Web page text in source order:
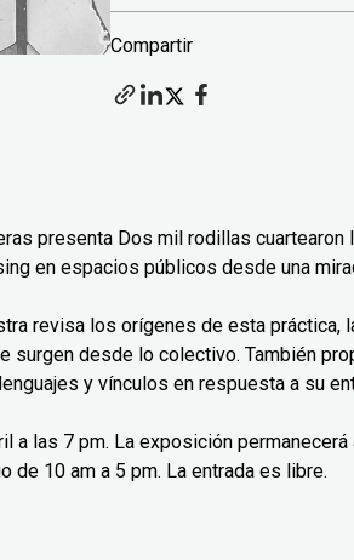
Compartir
presenta Dos mil rodillas
en espacios públicos desde una
revisa los orígenes de esta práctica,
surgen desde lo colectivo. También
y vínculos en respuesta a su
a las 7 pm. La exposición
de 10 am a 5 pm. La entrada es libre.